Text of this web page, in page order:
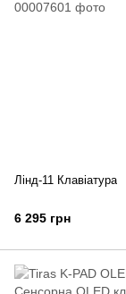
Лінд-11 Клавіатура
6 295 грн